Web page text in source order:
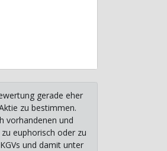
gerade eher
zu bestimmen.
vorhandenen und
euphorisch oder zu
und damit unter